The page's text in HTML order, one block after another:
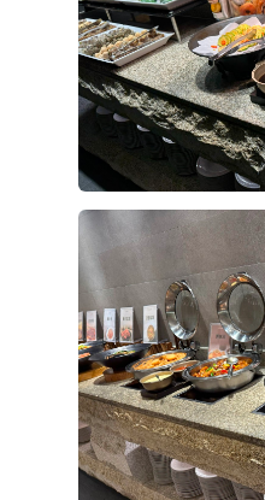
정돈된 느낌이었고, 사
신부가 화사하게 나올
신부대기실도 답답하지
서 예식장으로 이동하
다. 하객들의 이동과 신
게 구성되어 있다는 점
습니다.
상담 과정에서는 궁금
견적과 포함 사항도 이
분위기가 부담스럽지
적도 잘 맞아 최종적으
식일까지 남은 준비도
에서 만족스러운 결혼
후기가 도움이 되었나요?
2026-
드디어 결혼식이 두 달
식을 하고 왔어요
사실 예식장을 계약할
바로 식사였는데, 직접
사를 중요하게 생각하
시식은 미리 예약 후 진
더 보기